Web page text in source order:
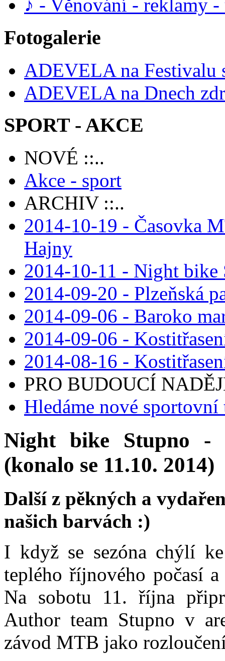
♪ - Věnování - reklamy
Fotogalerie
ADEVELA na Festivalu
ADEVELA na Dnech
SPORT - AKCE
NOVÉ ::..
Akce - sport
ARCHIV ::..
2014-10-19 - Časovka
Hajny
2014-10-11 - Night bike
2014-09-20 - Plzeňská
2014-09-06 - Baroko
2014-09-06 -
2014-08-16 -
PRO BUDOUCÍ
Hledáme nové sportovní
Night bike Stupno -
(konalo se 11.10. 2014)
Další z pěkných a
našich barvách :)
I když se sezóna chýlí
teplého říjnového počasí
Na sobotu 11. října
Author team Stupno v
závod MTB jako